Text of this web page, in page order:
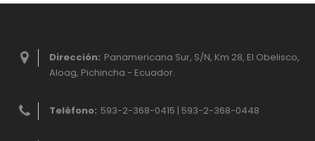
Dirección: Panamericana Sur, S/N, Km 28, El Obelisco,
Aloag, Pichincha - Ecuador.
Teléfono: 593-2-368-0415 | 593-2-368-0448